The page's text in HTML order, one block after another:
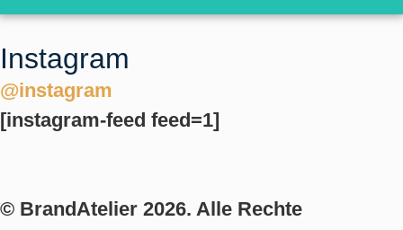
Instagram
@instagram
[instagram-feed feed=1]
© BrandAtelier 2026. Alle Rechte